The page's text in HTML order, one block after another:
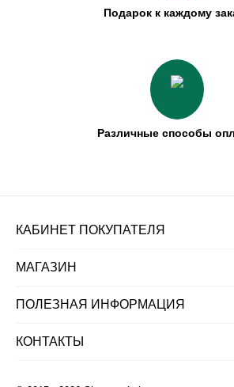
Подарок к каждому
Различные способы
КАБИНЕТ ПОКУПАТЕЛЯ
МАГАЗИН
ПОЛЕЗНАЯ ИНФОРМАЦИЯ
КОНТАКТЫ